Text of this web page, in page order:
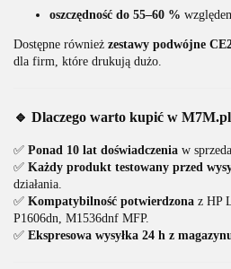
oszczędność do 55–60 %
Dostępne również zestawy podwójne
dla firm, które drukują dużo.
🔹 Dlaczego warto kupić w
✅ Ponad 10 lat doświadczenia w
✅ Każdy produkt testowany przed
działania.
✅ Kompatybilność potwierdzona z HP
P1606dn, M1536dnf MFP.
✅ Ekspresowa wysyłka 24 h z